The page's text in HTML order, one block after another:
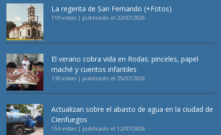
La regenta de San Fernando (+Fotos)
110 vistas | publicado el 22/07/2026
El verano cobra vida en Rodas: pinceles, papel
maché y cuentos infantiles
130 vistas | publicado el 25/07/2026
Actualizan sobre el abasto de agua en la ciudad de
Cienfuegos
153 vistas | publicado el 12/07/2026